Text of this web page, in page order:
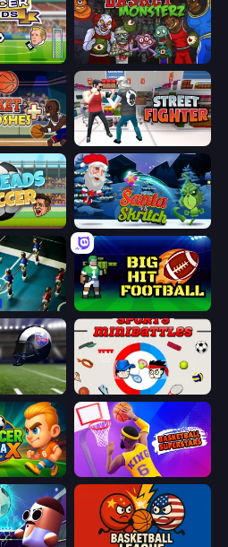
Basket Monsterz
Plus Street Fighter Simulator
Santa vs Skritch
Big Hit Football
2019 Sports Minibattles
X Basketball Superstars